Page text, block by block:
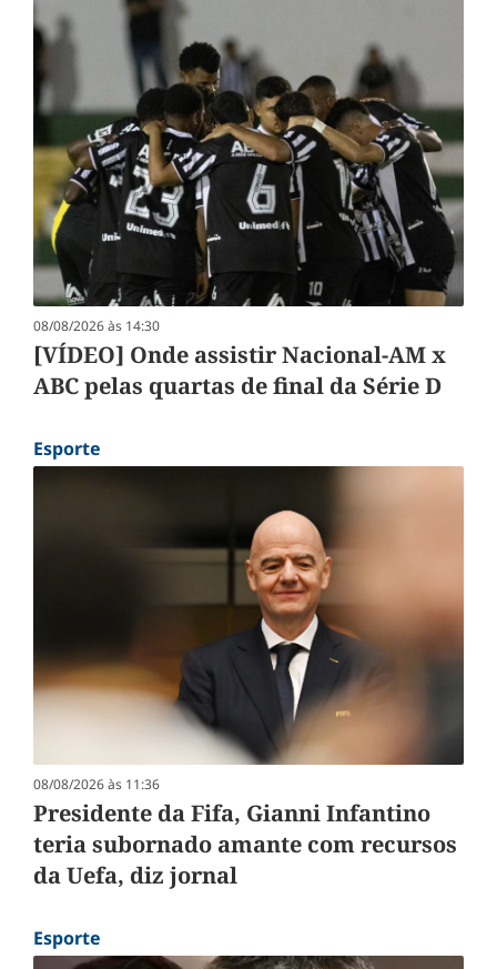
08/08/2026 às 14:30
[VÍDEO] Onde assistir Nacional-AM x
ABC pelas quartas de final da Série D
Esporte
08/08/2026 às 11:36
Presidente da Fifa, Gianni Infantino
teria subornado amante com recursos
da Uefa, diz jornal
Esporte